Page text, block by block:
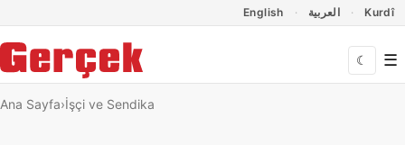
English العربية Kurdî
☾ ☰
Ana Sayfa İşçi ve Sendika